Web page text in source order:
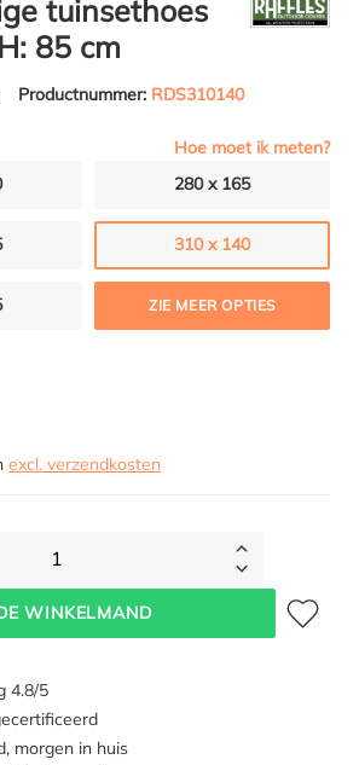
tuinsethoes
85 cm
Productnummer: RDS310140
Hoe moet ik meten?
280 x 165
310 x 140
ZIE MEER OPTIES
excl. verzendkosten
1
WINKELMAND
4.8/5
morgen in huis